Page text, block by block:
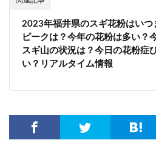
2023年福井県のスギ花粉はいつ
ピークは？今年の花粉は多い？
スギ山の状況は？今日の花粉症
い？リアルタイム情報